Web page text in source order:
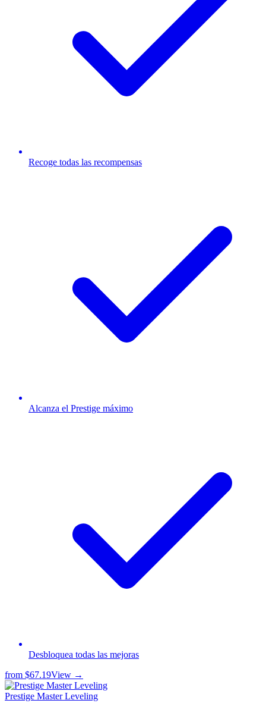
Recoge todas las recompensas
Alcanza el Prestige máximo
Desbloquea todas las mejoras
from $67.19View →
Prestige Master Leveling